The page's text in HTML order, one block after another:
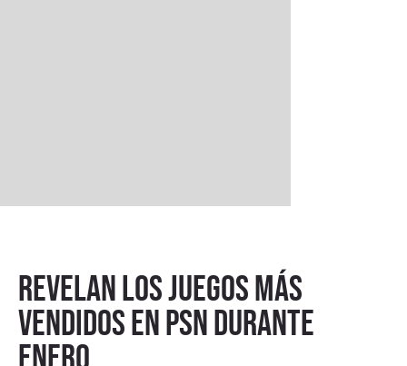
Revelan los juegos más
vendidos en PSN durante
enero